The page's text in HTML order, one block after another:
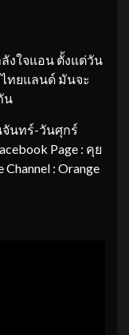
งใจแอน ตั้งแต่วัน
ทยแลนด์ มันจะ
น
นทร์-วันศุกร์
Page : คุย
: Orange